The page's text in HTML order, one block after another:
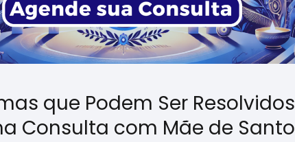
que Podem Ser Resolvidos
Consulta com Mãe de Santo